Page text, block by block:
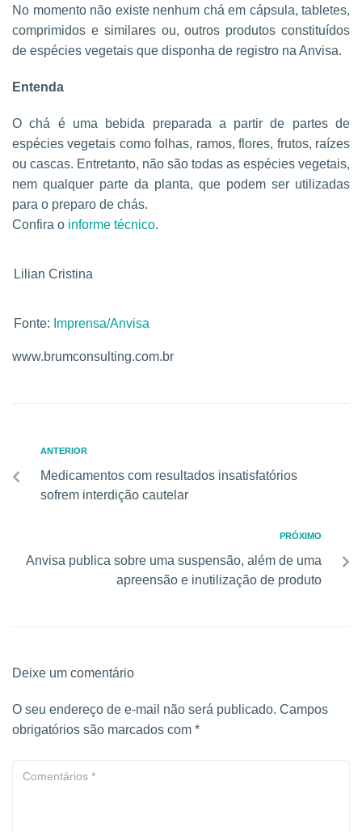
No momento não existe nenhum chá em cápsula, tabletes,
comprimidos e similares ou, outros produtos constituídos
de espécies vegetais que disponha de registro na Anvisa.
Entenda
O chá é uma bebida preparada a partir de partes de
espécies vegetais como folhas, ramos, flores, frutos, raízes
ou cascas. Entretanto, não são todas as espécies vegetais,
nem qualquer parte da planta, que podem ser utilizadas
para o preparo de chás.
Confira o informe técnico.
Lilian Cristina
Fonte: Imprensa/Anvisa
www.brumconsulting.com.br
ANTERIOR
Medicamentos com resultados insatisfatórios
sofrem interdição cautelar
PRÓXIMO
Anvisa publica sobre uma suspensão, além de uma
apreensão e inutilização de produto
Deixe um comentário
O seu endereço de e-mail não será publicado. Campos
obrigatórios são marcados com *